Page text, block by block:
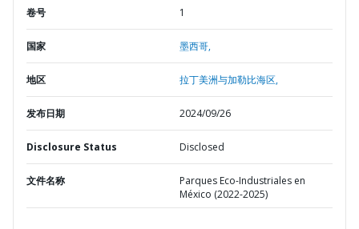
卷号 1
国家 墨西哥,
地区 拉丁美洲与加勒比海区,
发布日期 2024/09/26
Disclosure Status Disclosed
文件名称
Parques Eco-Industriales en
México (2022-2025)